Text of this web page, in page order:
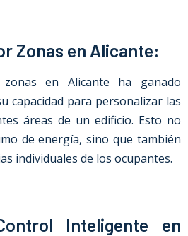
Zonas en Alicante:
zonasen Alicante ha ganado
capacidad para personalizar las
áreas de un edificio. Esto no
de energía, sino que también
individuales de los ocupantes.
Inteligente en